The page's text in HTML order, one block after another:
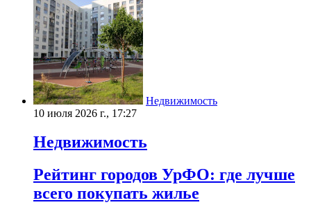
Недвижимость
10 июля 2026 г., 17:27
Недвижимость
Рейтинг городов УрФО: где лучше
всего покупать жилье